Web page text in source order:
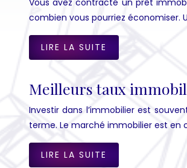
Vous avez contracté un prêt
combien vous pourriez
LIRE LA SUITE
Meilleurs taux
Investir dans l’immobilier est
terme. Le marché immobilier est en
LIRE LA SUITE